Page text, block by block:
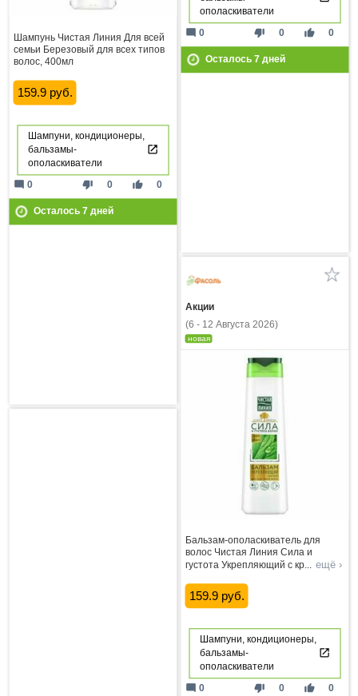
ополаскиватели
thumb_down 0 thumb_up 0
mode_comment 0
Осталось 7дней
Шампунь Чистая Линия Для всей
семьи Березовый для всех типов
волос, 400мл
159.9 руб.
Шампуни, кондиционеры,
бальзамы-
ополаскиватели
thumb_down 0 thumb_up 0
mode_comment 0
Осталось 7дней
Акции
(6 - 12 Августа 2026)
новая
Бальзам-ополаскиватель для
волос Чистая Линия Сила и
густота Укрепляющий с кр... ещё ›
159.9 руб.
Шампуни, кондиционеры,
бальзамы-
ополаскиватели
thumb_down 0 thumb_up 0
mode_comment 0